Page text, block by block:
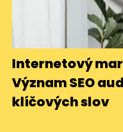
Internetový
Význam SEO
klíčových slov